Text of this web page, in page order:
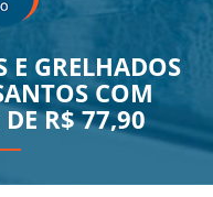
E GRELHADOS
COM
R$ 77,90